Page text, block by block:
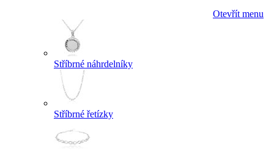
Otevřít menu
Stříbrné náhrdelníky
Stříbrné řetízky